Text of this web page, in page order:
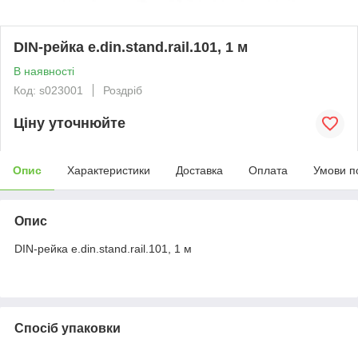
DIN-рейка e.din.stand.rail.101, 1 м
В наявності
Код: s023001
Роздріб
Ціну уточнюйте
Опис Характеристики Доставка Оплата Умови
Опис
DIN-рейка e.din.stand.rail.101, 1 м
Спосіб упаковки